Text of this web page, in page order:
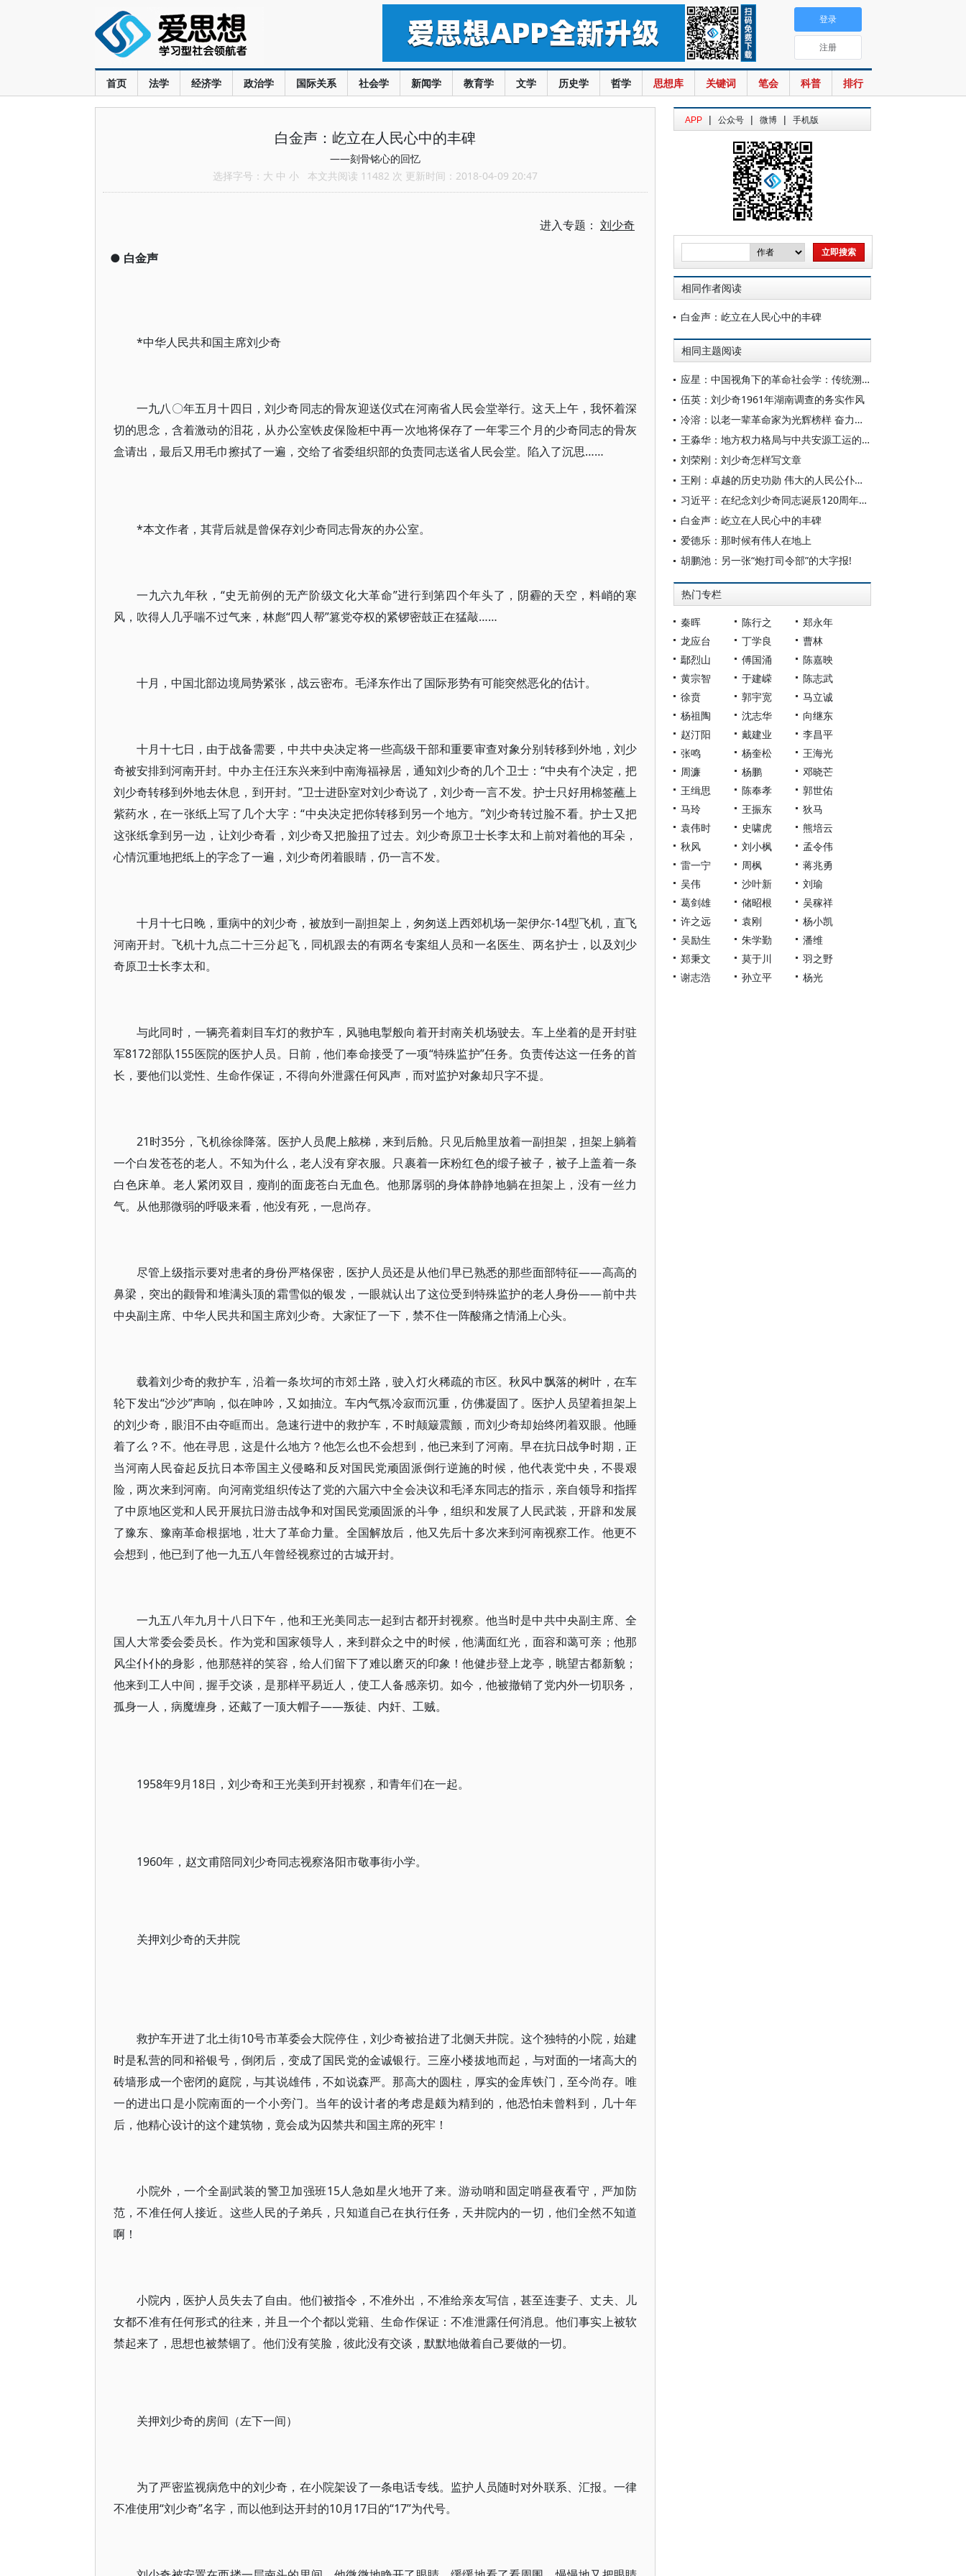
首页 法学 经济学 政治学 国际关系 社会学 新闻学 教育学 文学 历史学 哲学 思想库 关键词 笔会 科普 排行
登录
注册
白金声：屹立在人民心中的丰碑
——刻骨铭心的回忆
选择字号： 大 中 小 本文共阅读 11482 次 更新时间：2018-04-09 20:47
进入专题： 刘少奇
● 白金声
*中华人民共和国主席刘少奇
一九八〇年五月十四日，刘少奇同志的骨灰迎送仪式在河南省人民会堂举行。这天上午，我怀着深
切的思念，含着激动的泪花，从办公室铁皮保险柜中再一次地将保存了一年零三个月的少奇同志的骨灰
盒请出，最后又用毛巾擦拭了一遍，交给了省委组织部的负责同志送省人民会堂。陷入了沉思……
*本文作者，其背后就是曾保存刘少奇同志骨灰的办公室。
一九六九年秋，“史无前例的无产阶级文化大革命”进行到第四个年头了，阴霾的天空，料峭的寒
风，吹得人几乎喘不过气来，林彪“四人帮”篡党夺权的紧锣密鼓正在猛敲……
十月，中国北部边境局势紧张，战云密布。毛泽东作出了国际形势有可能突然恶化的估计。
十月十七日，由于战备需要，中共中央决定将一些高级干部和重要审查对象分别转移到外地，刘少
奇被安排到河南开封。中办主任汪东兴来到中南海福禄居，通知刘少奇的几个卫士：“中央有个决定，把
刘少奇转移到外地去休息，到开封。”卫士进卧室对刘少奇说了，刘少奇一言不发。护士只好用棉签蘸上
紫药水，在一张纸上写了几个大字：“中央决定把你转移到另一个地方。”刘少奇转过脸不看。护士又把
这张纸拿到另一边，让刘少奇看，刘少奇又把脸扭了过去。刘少奇原卫士长李太和上前对着他的耳朵，
心情沉重地把纸上的字念了一遍，刘少奇闭着眼睛，仍一言不发。
十月十七日晚，重病中的刘少奇，被放到一副担架上，匆匆送上西郊机场一架伊尔-14型飞机，直飞
河南开封。飞机十九点二十三分起飞，同机跟去的有两名专案组人员和一名医生、两名护士，以及刘少
奇原卫士长李太和。
与此同时，一辆亮着刺目车灯的救护车，风驰电掣般向着开封南关机场驶去。车上坐着的是开封驻
军8172部队155医院的医护人员。日前，他们奉命接受了一项“特殊监护”任务。负责传达这一任务的首
长，要他们以党性、生命作保证，不得向外泄露任何风声，而对监护对象却只字不提。
21时35分，飞机徐徐降落。医护人员爬上舷梯，来到后舱。只见后舱里放着一副担架，担架上躺着
一个白发苍苍的老人。不知为什么，老人没有穿衣服。只裹着一床粉红色的缎子被子，被子上盖着一条
白色床单。老人紧闭双目，瘦削的面庞苍白无血色。他那孱弱的身体静静地躺在担架上，没有一丝力
气。从他那微弱的呼吸来看，他没有死，一息尚存。
尽管上级指示要对患者的身份严格保密，医护人员还是从他们早已熟悉的那些面部特征——高高的
鼻梁，突出的颧骨和堆满头顶的霜雪似的银发，一眼就认出了这位受到特殊监护的老人身份——前中共
中央副主席、中华人民共和国主席刘少奇。大家怔了一下，禁不住一阵酸痛之情涌上心头。
载着刘少奇的救护车，沿着一条坎坷的市郊土路，驶入灯火稀疏的市区。秋风中飘落的树叶，在车
轮下发出“沙沙”声响，似在呻吟，又如抽泣。车内气氛冷寂而沉重，仿佛凝固了。医护人员望着担架上
的刘少奇，眼泪不由夺眶而出。急速行进中的救护车，不时颠簸震颤，而刘少奇却始终闭着双眼。他睡
着了么？不。他在寻思，这是什么地方？他怎么也不会想到，他已来到了河南。早在抗日战争时期，正
当河南人民奋起反抗日本帝国主义侵略和反对国民党顽固派倒行逆施的时候，他代表党中央，不畏艰
险，两次来到河南。向河南党组织传达了党的六届六中全会决议和毛泽东同志的指示，亲自领导和指挥
了中原地区党和人民开展抗日游击战争和对国民党顽固派的斗争，组织和发展了人民武装，开辟和发展
了豫东、豫南革命根据地，壮大了革命力量。全国解放后，他又先后十多次来到河南视察工作。他更不
会想到，他已到了他一九五八年曾经视察过的古城开封。
一九五八年九月十八日下午，他和王光美同志一起到古都开封视察。他当时是中共中央副主席、全
国人大常委会委员长。作为党和国家领导人，来到群众之中的时候，他满面红光，面容和蔼可亲；他那
风尘仆仆的身影，他那慈祥的笑容，给人们留下了难以磨灭的印象！他健步登上龙亭，眺望古都新貌；
他来到工人中间，握手交谈，是那样平易近人，使工人备感亲切。如今，他被撤销了党内外一切职务，
孤身一人，病魔缠身，还戴了一顶大帽子——叛徒、内奸、工贼。
1958年9月18日，刘少奇和王光美到开封视察，和青年们在一起。
1960年，赵文甫陪同刘少奇同志视察洛阳市敬事街小学。
关押刘少奇的天井院
救护车开进了北土街10号市革委会大院停住，刘少奇被抬进了北侧天井院。这个独特的小院，始建
时是私营的同和裕银号，倒闭后，变成了国民党的金诚银行。三座小楼拔地而起，与对面的一堵高大的
砖墙形成一个密闭的庭院，与其说雄伟，不如说森严。那高大的圆柱，厚实的金库铁门，至今尚存。唯
一的进出口是小院南面的一个小旁门。当年的设计者的考虑是颇为精到的，他恐怕未曾料到，几十年
后，他精心设计的这个建筑物，竟会成为囚禁共和国主席的死牢！
小院外，一个全副武装的警卫加强班15人急如星火地开了来。游动哨和固定哨昼夜看守，严加防
范，不准任何人接近。这些人民的子弟兵，只知道自己在执行任务，天井院内的一切，他们全然不知道
啊！
小院内，医护人员失去了自由。他们被指令，不准外出，不准给亲友写信，甚至连妻子、丈夫、儿
女都不准有任何形式的往来，并且一个个都以党籍、生命作保证：不准泄露任何消息。他们事实上被软
禁起来了，思想也被禁锢了。他们没有笑脸，彼此没有交谈，默默地做着自己要做的一切。
关押刘少奇的房间（左下一间）
为了严密监视病危中的刘少奇，在小院架设了一条电话专线。监护人员随时对外联系、汇报。一律
不准使用“刘少奇”名字，而以他到达开封的10月17日的“17”为代号。
APP | 公众号 | 微博 | 手机版
相同作者阅读
白金声：屹立在人民心中的丰碑
相同主题阅读
应星：中国视角下的革命社会学：传统溯源与内涵探析
伍英：刘少奇1961年湖南调查的务实作风
冷溶：以老一辈革命家为光辉榜样 奋力开创新时代党和国家事业新局面
王淼华：地方权力格局与中共安源工运的起伏
刘荣刚：刘少奇怎样写文章
王刚：卓越的历史功勋 伟大的人民公仆——关于刘少奇同志一些档案文献的回顾
习近平：在纪念刘少奇同志诞辰120周年座谈会上的讲话
白金声：屹立在人民心中的丰碑
爱德乐：那时候有伟人在地上
胡鹏池：另一张“炮打司令部”的大字报!
热门专栏
秦晖 陈行之
郑永年
龙应台
丁学良
曹林
鄢烈山
傅国涌
陈嘉映
黄宗智
于建嵘
陈志武
徐贲
郭宇宽
马立诚
杨祖陶
沈志华
向继东
赵汀阳
戴建业
李昌平
张鸣
杨奎松
王海光
周濂
杨鹏
邓晓芒
王缉思
陈奉孝
郭世佑
马玲
王振东
狄马
袁伟时
史啸虎
熊培云
秋风
刘小枫
孟令伟
雷一宁
周枫
蒋兆勇
吴伟
沙叶新
刘瑜
葛剑雄
储昭根
吴稼祥
许之远
袁刚
杨小凯
吴励生
朱学勤
潘维
郑秉文
莫于川
羽之野
谢志浩
孙立平 杨光